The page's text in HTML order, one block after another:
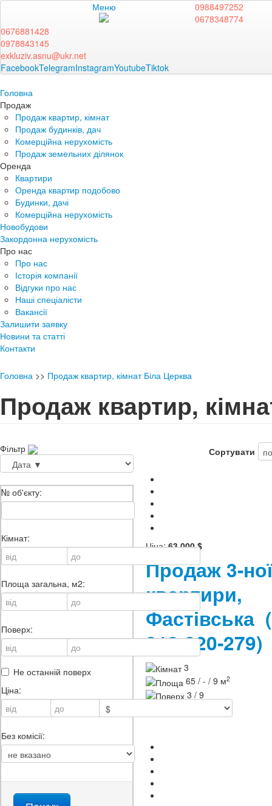
Меню
0988497252
0678348774
0676881428
0978843145
exkluziv.asnu@ukr.net
FacebookTelegramInstagramYoutubeTiktok
Головна
Продаж
Продаж квартир, кімнат
Продаж будинків, дач
Комерційна нерухомість
Продаж земельних ділянок
Оренда
Квартири
Оренда квартир подобово
Будинки, дачі
Комерційна нерухомість
Новобудови
Закордонна нерухомість
Про нас
Про нас
Історія компанії
Відгуки про нас
Наші спеціалісти
Вакансії
Залишити заявку
Новини та статті
Контакти
Головна >> Продаж квартир, кімнат Біла Церква
Продаж квартир,
Фільтр
№ об'єкту:
Кімнат:
Площа загальна, м2:
Поверх:
Не останній поверх
Ціна:
Без комісії:
Сортувати
Ціна:63 000 $
Продаж 3-ної
квартири,
Фастівська
213-320-279)
3
65 / - / 9 м2
3 / 9